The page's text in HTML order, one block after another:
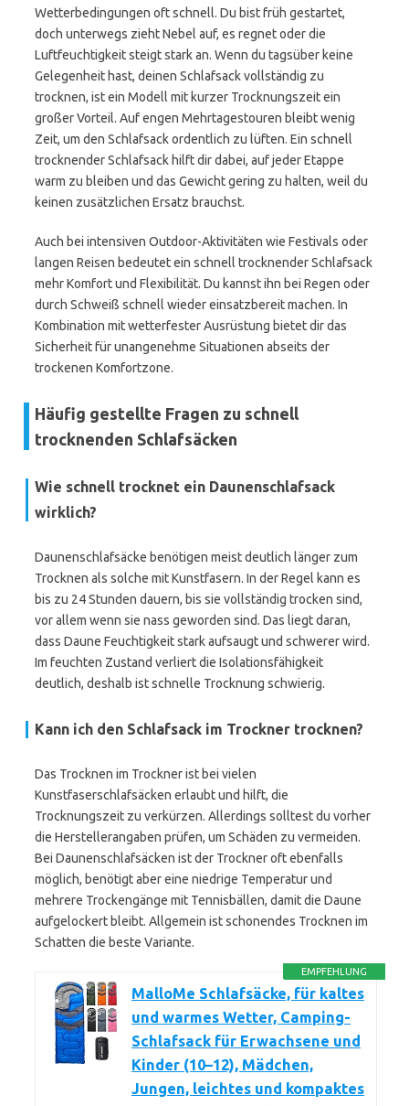
Wetterbedingungen oft schnell. Du bist früh gestartet,
doch unterwegs zieht Nebel auf, es regnet oder die
Luftfeuchtigkeit steigt stark an. Wenn du tagsüber keine
Gelegenheit hast, deinen Schlafsack vollständig zu
trocknen, ist ein Modell mit kurzer Trocknungszeit ein
großer Vorteil. Auf engen Mehrtagestouren bleibt wenig
Zeit, um den Schlafsack ordentlich zu lüften. Ein schnell
trocknender Schlafsack hilft dir dabei, auf jeder Etappe
warm zu bleiben und das Gewicht gering zu halten, weil du
keinen zusätzlichen Ersatz brauchst.
Auch bei intensiven Outdoor-Aktivitäten wie Festivals oder
langen Reisen bedeutet ein schnell trocknender Schlafsack
mehr Komfort und Flexibilität. Du kannst ihn bei Regen oder
durch Schweiß schnell wieder einsatzbereit machen. In
Kombination mit wetterfester Ausrüstung bietet dir das
Sicherheit für unangenehme Situationen abseits der
trockenen Komfortzone.
Häufig gestellte Fragen zu schnell
trocknenden Schlafsäcken
Wie schnell trocknet ein Daunenschlafsack
wirklich?
Daunenschlafsäcke benötigen meist deutlich länger zum
Trocknen als solche mit Kunstfasern. In der Regel kann es
bis zu 24 Stunden dauern, bis sie vollständig trocken sind,
vor allem wenn sie nass geworden sind. Das liegt daran,
dass Daune Feuchtigkeit stark aufsaugt und schwerer wird.
Im feuchten Zustand verliert die Isolationsfähigkeit
deutlich, deshalb ist schnelle Trocknung schwierig.
Kann ich den Schlafsack im Trockner trocknen?
Das Trocknen im Trockner ist bei vielen
Kunstfaserschlafsäcken erlaubt und hilft, die
Trocknungszeit zu verkürzen. Allerdings solltest du vorher
die Herstellerangaben prüfen, um Schäden zu vermeiden.
Bei Daunenschlafsäcken ist der Trockner oft ebenfalls
möglich, benötigt aber eine niedrige Temperatur und
mehrere Trockengänge mit Tennisbällen, damit die Daune
aufgelockert bleibt. Allgemein ist schonendes Trocknen im
Schatten die beste Variante.
EMPFEHLUNG
MalloMe Schlafsäcke, für kaltes
und warmes Wetter, Camping-
Schlafsack für Erwachsene und
Kinder (10–12), Mädchen,
Jungen, leichtes und kompaktes